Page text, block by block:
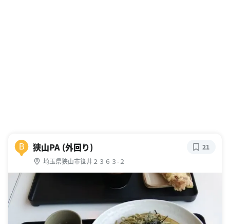
B 狭山PA (外回り)
埼玉県狭山市笹井２３６３-２
21